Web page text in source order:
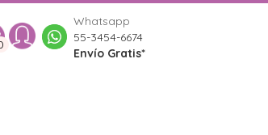
Whatsapp
55-3454-6674
Envío Gratis*